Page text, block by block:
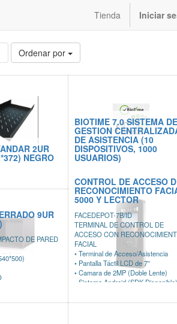
Tienda Iniciar
Ordenar por
2UR
NEGRO
BIOTIME 7.0 SISTEMA DE
GESTION
DE ASISTENCIA (10
DISPOSITIVOS, 1000
USUARIOS)
9UR
DE PARED
CONTROL DE ACCESO
RECONOCIMIENTO
5000 Y LECTOR
FACEDEPOT-7B/ID
TERMINAL DE CONTROL DE
ACCESO CON
FACIAL
• Terminal de Acceso/Asistencia
• Pantalla Táctil LCD de 7”
• Camara de 2MP (Doble Lente)
• Sistema Android (SDK Disponible)
Visible Light